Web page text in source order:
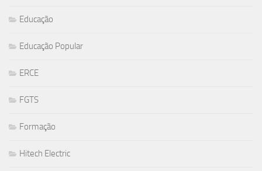
Educação
Educação Popular
ERCE
FGTS
Formação
Hitech Electric